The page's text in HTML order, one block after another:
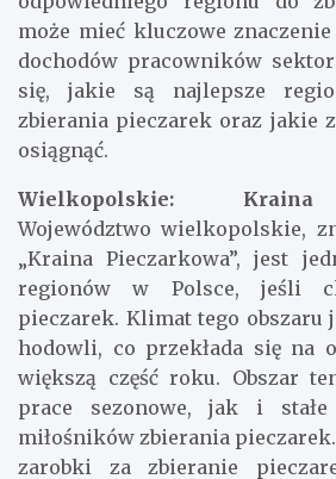
dostęp do pracy, jak i
odpowiedniego regionu do
może mieć kluczowe
dochodów pracowników
się, jakie są najlepsze
zbierania pieczarek oraz jakie
osiągnąć.
Wielkopolskie: Kraina
Województwo wielkopolskie,
„Kraina Pieczarkowa”, jest
regionów w Polsce, jeśli
pieczarek. Klimat tego obszaru
hodowli, co przekłada się na
większą część roku. Obszar
prace sezonowe, jak i